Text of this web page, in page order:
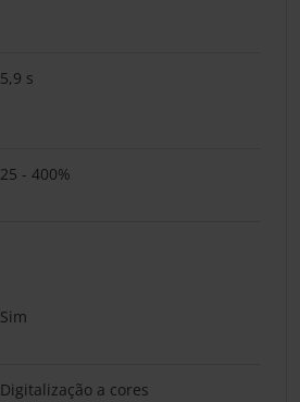
5,9 s
25 - 400%
Sim
Digitalização a cores